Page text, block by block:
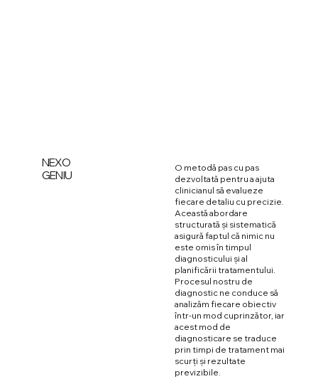
NEXO
GENIU
O metodă pas cu pas
dezvoltată pentru a ajuta
clinicianul să evalueze
fiecare detaliu cu precizie.
Această abordare
structurată și sistematică
asigură faptul că nimic nu
este omis în timpul
diagnosticului și al
planificării tratamentului.
Procesul nostru de
diagnostic ne conduce să
analizăm fiecare obiectiv
într-un mod cuprinzător, iar
acest mod de
diagnosticare se traduce
prin timpi de tratament mai
scurți și rezultate
previzibile.